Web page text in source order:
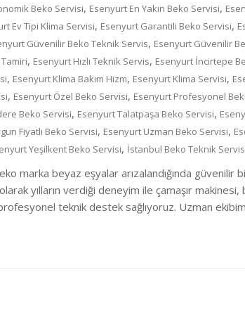
Beko Servisi, Esenyurt En Yakın Beko Servisi,
Ev Tipi Klima Servisi, Esenyurt Garantili Beko Servisi,
Güvenilir Beko Teknik Servis, Esenyurt Güvenilir
, Esenyurt Hızlı Teknik Servis, Esenyurt İncirtepe
, Esenyurt Klima Bakım Hizm, Esenyurt Klima Servisi,
, Esenyurt Özel Beko Servisi, Esenyurt Profesyonel
Beko Servisi, Esenyurt Talatpaşa Beko Servisi,
Fiyatlı Beko Servisi, Esenyurt Uzman Beko Servisi,
Yeşilkent Beko Servisi, İstanbul Beko Teknik
marka beyaz eşyalar arızalandığında
yılların verdiği deneyim ile çamaşır
teknik destek sağlıyoruz. Uzman